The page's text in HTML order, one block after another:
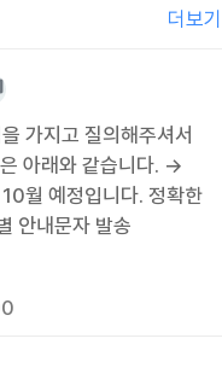
더보기
가지고 질의해주셔서
아래와 같습니다. →
월 예정입니다. 정확한
안내문자 발송